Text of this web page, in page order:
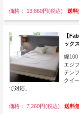
価格： 13,860円(税込) 送料
【
ック
綿100
エジ
テン
クイ
で対応。
価格： 7,260円(税込) 送料